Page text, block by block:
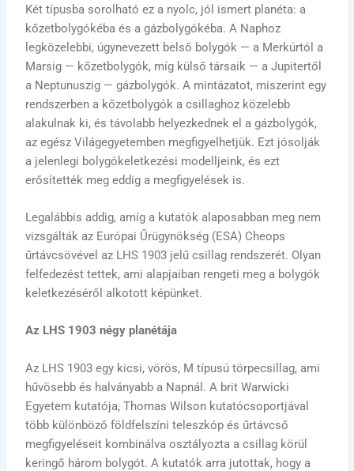
Két típusba sorolható ez a nyolc, jól ismert planéta: a
kőzetbolygókéba és a gázbolygókéba. A Naphoz
legközelebbi, úgynevezett belső bolygók — a Merkúrtól a
Marsig — kőzetbolygók, míg külső társaik — a Jupitertől
a Neptunuszig — gázbolygók. A mintázatot, miszerint egy
rendszerben a kőzetbolygók a csillaghoz közelebb
alakulnak ki, és távolabb helyezkednek el a gázbolygók,
az egész Világegyetemben megfigyelhetjük. Ezt jósolják
a jelenlegi bolygókeletkezési modelljeink, és ezt
erősítették meg eddig a megfigyelések is.
Legalábbis addig, amíg a kutatók alaposabban meg nem
vizsgálták az Európai Űrügynökség (ESA) Cheops
űrtávcsövével az LHS 1903 jelű csillag rendszerét. Olyan
felfedezést tettek, ami alapjaiban rengeti meg a bolygók
keletkezéséről alkotott képünket.
Az LHS 1903 négy planétája
Az LHS 1903 egy kicsi, vörös, M típusú törpecsillag, ami
hűvösebb és halványabb a Napnál. A brit Warwicki
Egyetem kutatója, Thomas Wilson kutatócsoportjával
több különböző földfelszíni teleszkóp és űrtávcső
megfigyeléseit kombinálva osztályozta a csillag körül
keringő három bolygót. A kutatók arra jutottak, hogy a